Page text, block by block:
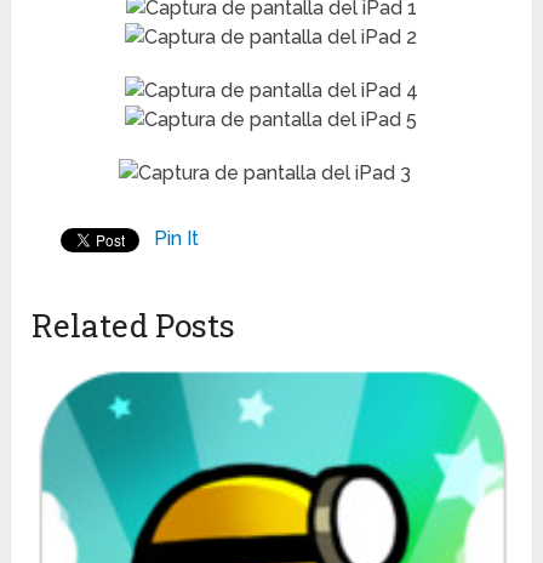
Pin It
Related Posts